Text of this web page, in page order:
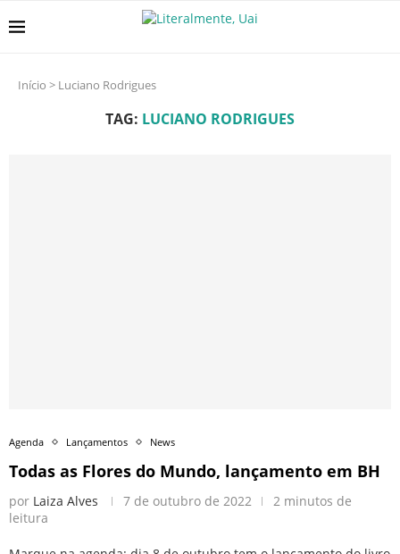
Início > Luciano Rodrigues
TAG: LUCIANO RODRIGUES
Agenda Lançamentos News
Todas as Flores do Mundo, lançamento em BH
por Laiza Alves 7 de outubro de 2022
2 minutos de
leitura